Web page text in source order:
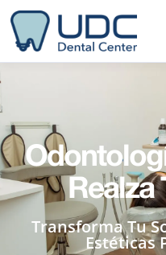
Realza
Transforma Tu
Estéticas